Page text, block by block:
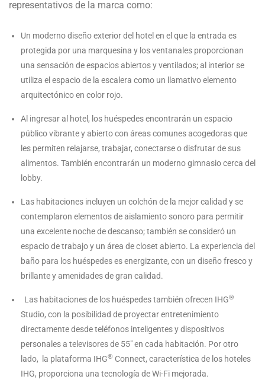
representativos de la marca como:
Un moderno diseño exterior del hotel en el que la entrada es
protegida por una marquesina y los ventanales proporcionan
una sensación de espacios abiertos y ventilados; al interior se
utiliza el espacio de la escalera como un llamativo elemento
arquitectónico en color rojo.
Al ingresar al hotel, los huéspedes encontrarán un espacio
público vibrante y abierto con áreas comunes acogedoras que
les permiten relajarse, trabajar, conectarse o disfrutar de sus
alimentos. También encontrarán un moderno gimnasio cerca del
lobby.
Las habitaciones incluyen un colchón de la mejor calidad y se
contemplaron elementos de aislamiento sonoro para permitir
una excelente noche de descanso; también se consideró un
espacio de trabajo y un área de closet abierto. La experiencia del
baño para los huéspedes es energizante, con un diseño fresco y
brillante y amenidades de gran calidad.
Las habitaciones de los huéspedes también ofrecen IHG®
Studio, con la posibilidad de proyectar entretenimiento
directamente desde teléfonos inteligentes y dispositivos
personales a televisores de 55″ en cada habitación. Por otro
lado, la plataforma IHG® Connect, característica de los hoteles
IHG, proporciona una tecnología de Wi-Fi mejorada.